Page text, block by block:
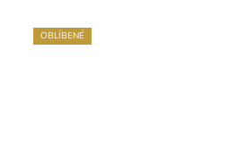
OBLÍBENÉ